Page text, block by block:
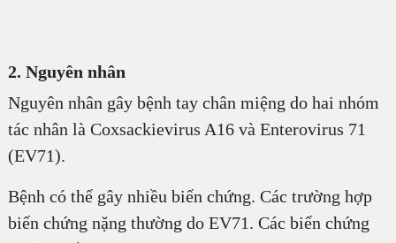
2. Nguyên nhân
Nguyên nhân gây bệnh tay chân miệng do hai nhóm
tác nhân là Coxsackievirus A16 và Enterovirus 71
(EV71).
Bệnh có thể gây nhiều biến chứng. Các trường hợp
biến chứng nặng thường do EV71. Các biến chứng